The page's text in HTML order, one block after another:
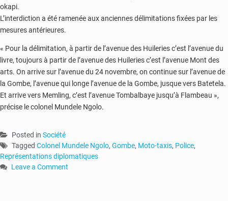
okapi.
L’interdiction a été ramenée aux anciennes délimitations fixées par les
mesures antérieures.
« Pour la délimitation, à partir de l’avenue des Huileries c’est l’avenue du
livre, toujours à partir de l’avenue des Huileries c’est l’avenue Mont des
arts. On arrive sur l’avenue du 24 novembre, on continue sur l’avenue de
la Gombe, l’avenue qui longe l’avenue de la Gombe, jusque vers Batetela.
Et arrive vers Memling, c’est l’avenue Tombalbaye jusqu’à Flambeau »,
précise le colonel Mundele Ngolo.
Posted in Société
Tagged Colonel Mundele Ngolo, Gombe, Moto-taxis, Police,
Représentations diplomatiques
Leave a Comment